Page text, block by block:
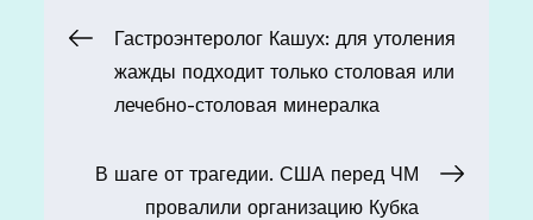
Навигация
по
записям
Гастроэнтеролог Кашух: для утоления
жажды подходит только столовая или
лечебно-столовая минералка
В шаге от трагедии. США перед ЧМ
провалили организацию Кубка